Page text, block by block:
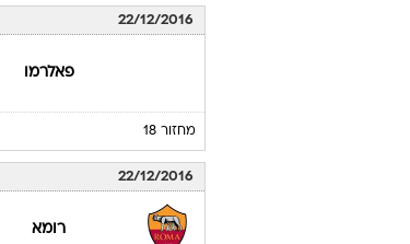
22/12/2016
פאלרמו
מחזור 18
22/12/2016
רומא